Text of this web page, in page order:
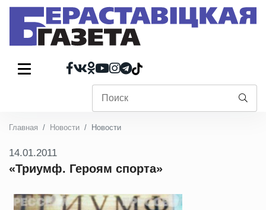
Главная Новости Новости
14.01.2011
«Триумф. Героям спорта»